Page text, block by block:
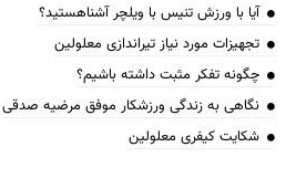
آیا با ورزش تنیس با ویلچر آشناهستید؟
تجهیزات مورد نیاز تیراندازی معلولین
چگونه تفکر مثبت داشته باشیم؟
نگاهی به زندگی ورزشکار موفق مرضیه صدقی
شکایت کیفری معلولین